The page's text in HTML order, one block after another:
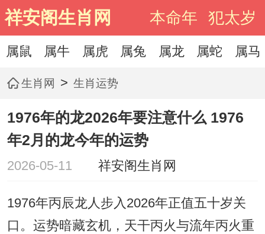
祥安阁生肖网 本命年 犯太岁
属鼠 属牛 属虎 属兔 属龙 属蛇 属马
生肖网 > 生肖运势
1976年的龙2026年要注意什么 1976
年2月的龙今年的运势
2026-05-11 祥安阁生肖网
1976年丙辰龙人步入2026年正值五十岁关
口。运势暗藏玄机，天干丙火与流年丙火重